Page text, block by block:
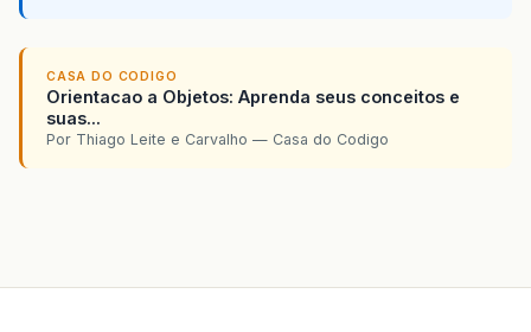
CASA DO CODIGO
Orientacao a Objetos: Aprenda seus conceitos e
suas...
Por Thiago Leite e Carvalho — Casa do Codigo